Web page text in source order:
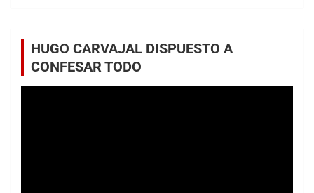
HUGO CARVAJAL DISPUESTO A
CONFESAR TODO